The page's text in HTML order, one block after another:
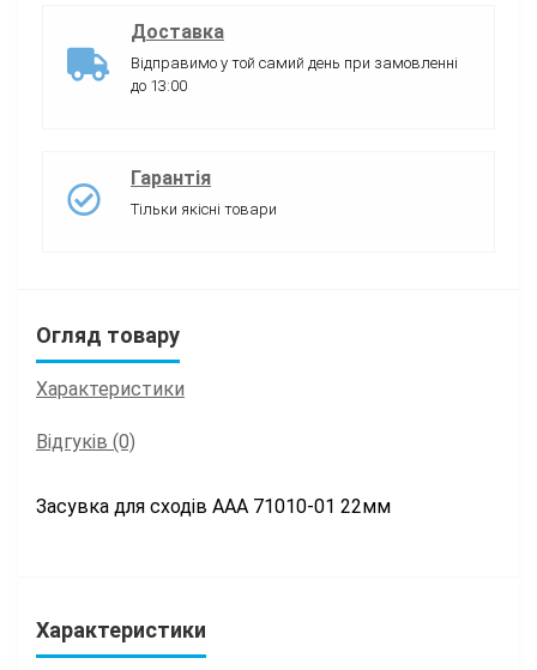
Доставка
Відправимо у той самий день при замовленні
до 13:00
Гарантія
Тільки якісні товари
Огляд товару
Характеристики
Відгуків (0)
Засувка для сходів ААА 71010-01 22мм
Характеристики